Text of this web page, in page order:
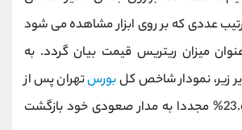
عددی که بر روی ابزار مشاهده می شود
میزان ریتریس قیمت بیان گردد. به
زیر، نمودار شاخص کلبورستهران پس از
ریتریس به میزان 23.6% مجددا به مدار صعودی خود بازگشت